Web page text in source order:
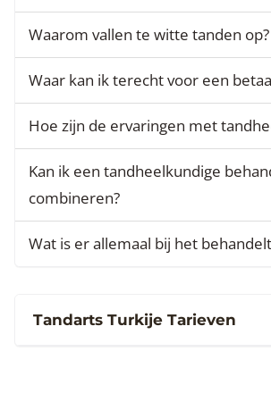
Waarom vallen te witte tanden op?
Waar kan ik terecht voor een
Hoe zijn de ervaringen met
Kan ik een tandheelkundige
combineren?
Wat is er allemaal bij het
Tandarts Turkije Tarieven